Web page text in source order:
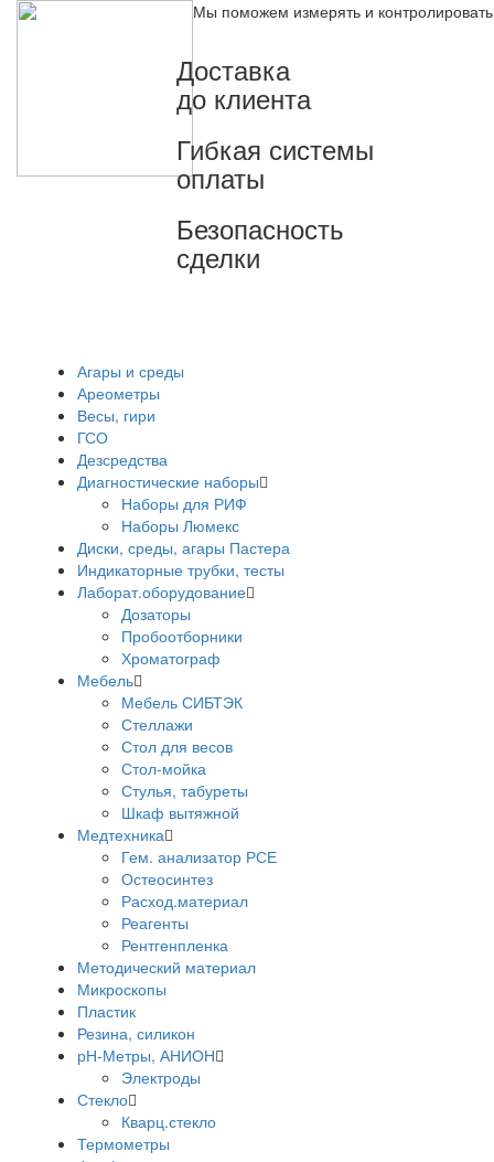
Мы поможем измерять и
Доставка
до клиента
Гибкая системы
оплаты
Безопасность
сделки
Агары и среды
Ареометры
Весы, гири
ГСО
Дезсредства
Диагностические наборы
Наборы для РИФ
Наборы Люмекс
Диски, среды, агары Пастера
Индикаторные трубки, тесты
Лаборат.оборудование
Дозаторы
Пробоотборники
Хроматограф
Мебель
Мебель СИБТЭК
Стеллажи
Стол для весов
Стол-мойка
Стулья, табуреты
Шкаф вытяжной
Медтехника
Гем. анализатор РСЕ
Остеосинтез
Расход.материал
Реагенты
Рентгенпленка
Методический материал
Микроскопы
Пластик
Резина, силикон
рН-Метры, АНИОН
Электроды
Стекло
Кварц.стекло
Термометры